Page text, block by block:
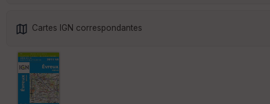
Cartes IGN correspondantes